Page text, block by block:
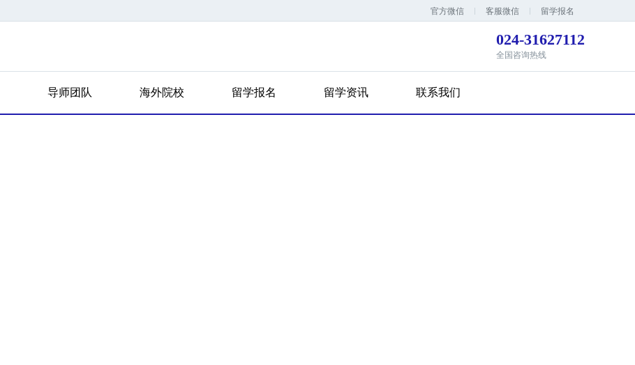
官方微信 客服微信 留学报名
024-31627112
全国咨询热线
导师团队 海外院校 留学报名 留学资讯 联系我们